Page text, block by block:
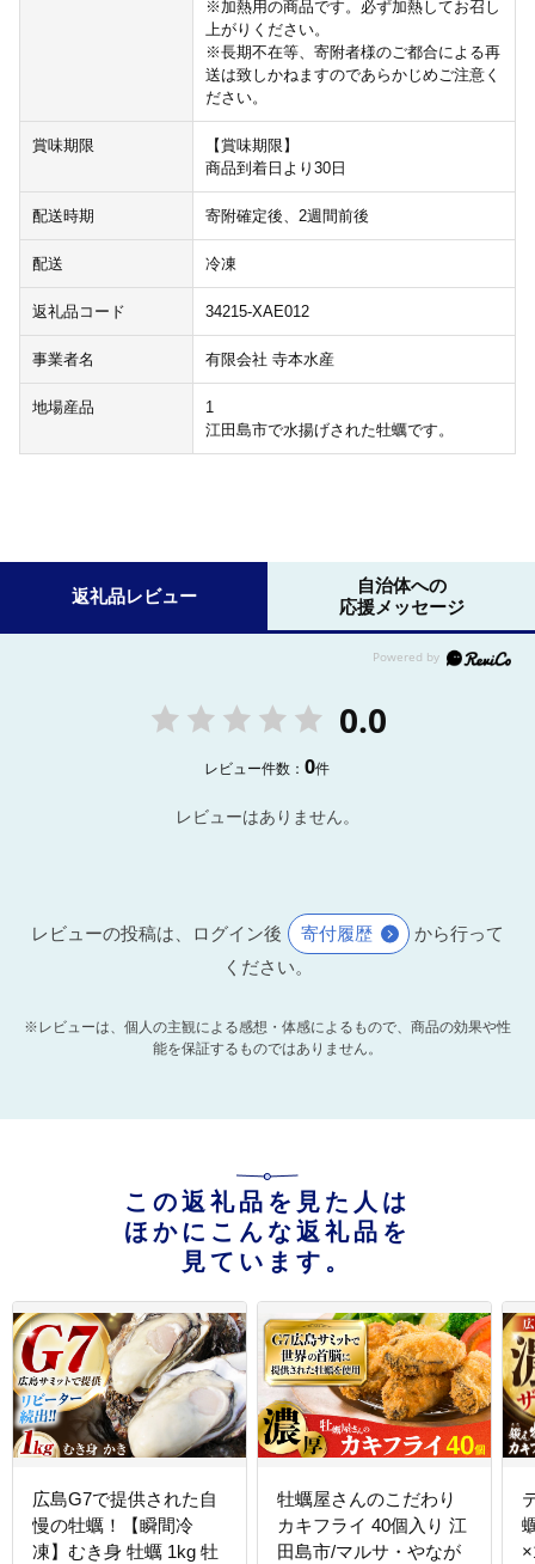
※加熱用の商品です。必ず加熱してお召し
上がりください。
※長期不在等、寄附者様のご都合による再
送は致しかねますのであらかじめご注意く
ださい。
賞味期限
【賞味期限】
商品到着日より30日
配送時期 寄附確定後、2週間前後
配送 冷凍
返礼品コード 34215-XAE012
事業者名 有限会社 寺本水産
地場産品
1
江田島市で水揚げされた牡蠣です。
返礼品レビュー
自治体への
応援メッセージ
0.0
レビュー件数：0件
レビューはありません。
レビューの投稿は、ログイン後 寄付履歴
から行って
ください。
※レビューは、個人の主観による感想・体感によるもので、商品の効果や性
能を保証するものではありません。
この返礼品を見た人は
ほかにこんな返礼品を
見ています。
広島G7で提供された自
慢の牡蠣！【瞬間冷
凍】むき身 牡蠣 1kg 牡
牡蠣屋さんのこだわり
カキフライ 40個入り 江
田島市/マルサ・やなが